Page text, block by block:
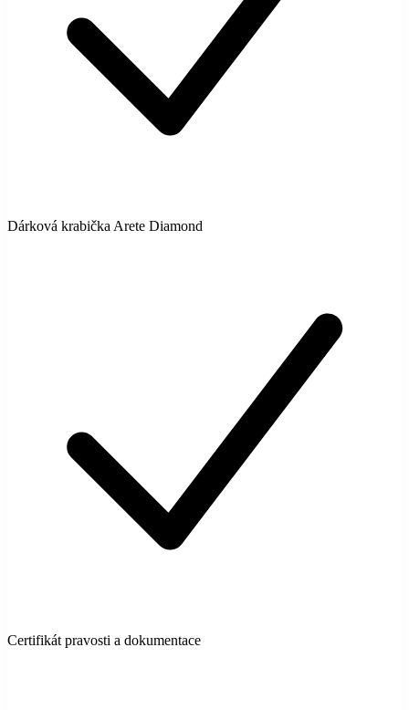
Dárková krabička Arete Diamond
Certifikát pravosti a dokumentace